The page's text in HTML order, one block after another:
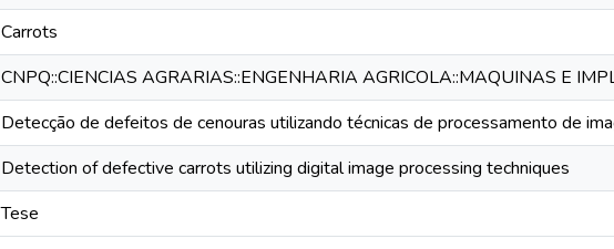
Carrots
CNPQ::CIENCIAS AGRARIAS::ENGENHARIA AGRICOLA::MAQUINAS E
Detecção de defeitos de cenouras utilizando técnicas de processamento de
Detection of defective carrots utilizing digital image processing techniques
Tese